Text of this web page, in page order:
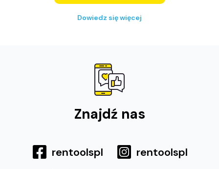
Dowiedz się więcej
Znajdź nas
rentoolspl
rentoolspl